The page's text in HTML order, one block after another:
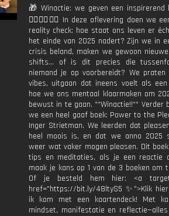
🎁 Winactie: we geven een inspirerend
👇🏻👇🏻👇🏻 In deze aflevering doen we
reality check: hoe staat ons leven er
het einde van 2025 nadert? Zijn we in
crisis beland, maken we gewoon
shifts… of is dit precies die
niemand je op voorbereidt? We
vibes, uitgaan dat ineens voelt als
hoe we ons mentaal klaarmaken om
bewust in te gaan. **Winactie!!** Verder
we een heel gaaf boek: Power to the
Inger Strietman. We leerden dat
heel moois is, en dat we anno 2025
weer wat vaker mogen pleasen. Dit
tips en meditaties, als je een reactie
maak je kans op 1 van de 3 boeken om
Of je besteld hem hier: <a
href="https://bit.ly/48ltyS5 ✨">Klik
ik kom met een kaartendeck! Met
mindset, manifestatie en